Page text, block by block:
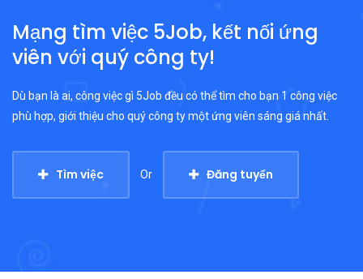
Mạng tìm việc 5Job, kết nối ứng
viên với quý công ty!
Dù bạn là ai, công việc gì 5Job đều có thể tìm cho bạn 1 công việc
phù hợp, giới thiệu cho quý công ty một ứng viên sáng giá nhất.
Tìm việc Or Đăng tuyển